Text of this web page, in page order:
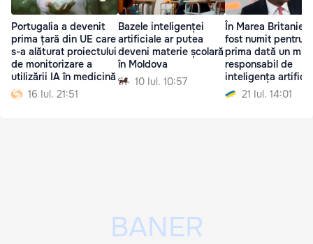
Portugalia a devenit
prima țară din UE care
s-a alăturat proiectului
de monitorizare a
utilizării IA în medicină
16 Iul. 21:51
Bazele inteligenței
artificiale ar putea
deveni materie școlară
în Moldova
10 Iul. 10:57
În Marea Britanie a
fost numit pentru
prima dată un
responsabil de
inteligența
21 Iul. 14:01